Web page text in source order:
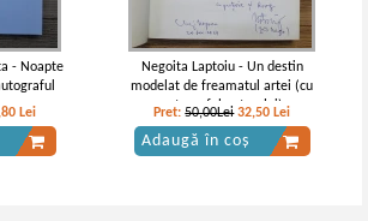
- Noapte
Lei
Negoita Laptoiu - Un destin
modelat de freamatul artei (cu
autograful autorului)
Pret:50,00Lei 32,50 Lei
Adaugă în coș